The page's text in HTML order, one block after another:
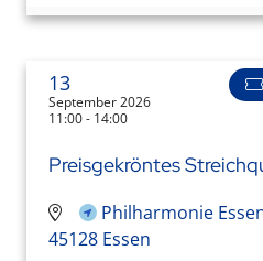
13
September 2026
11:00 - 14:00
Preisgekröntes
Philharmonie
45128 Essen